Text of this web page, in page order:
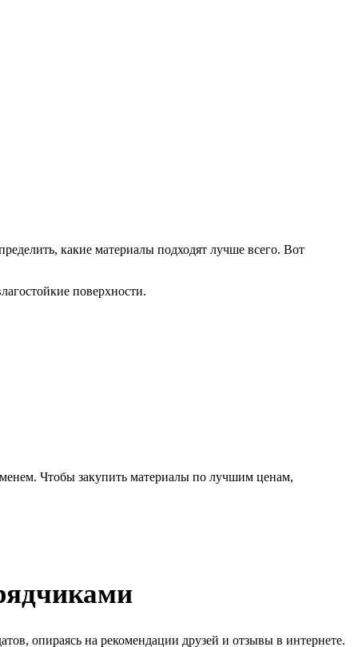
какие материалы подходят лучше всего. Вот
поверхности.
Чтобы закупить материалы по лучшим ценам,
опираясь на рекомендации друзей и отзывы в интернете.